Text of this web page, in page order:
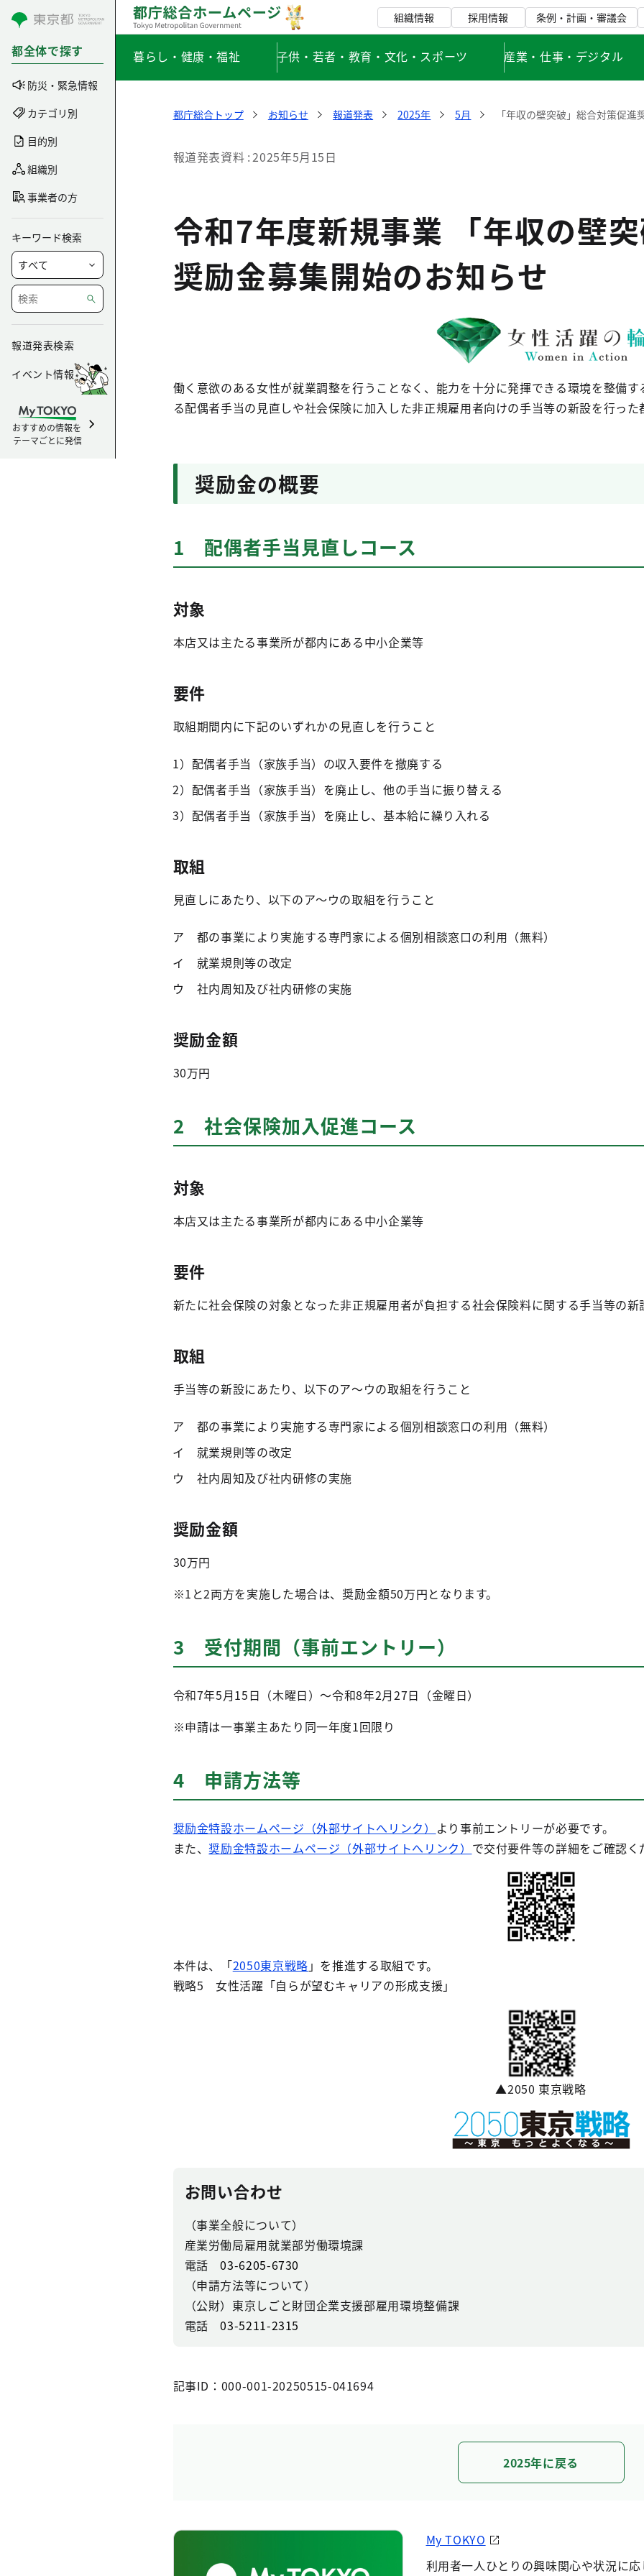
コンテンツにスキップ
都全体で探す
防災・緊急情報
カテゴリ別
目的別
組織別
事業者の方
キーワード検索
報道発表検索
イベント情報
おすすめの情報を
テーマごとに発信
組織情報 採用情報 条例・計画・審議会
暮らし・健康・福祉 子供・若者・教育・文化・スポーツ 産業・仕事・デジタル
都庁総合トップ お知らせ 報道発表 2025年 5月 「年収の壁突破」総合対策促進
報道発表資料 2025年5月15日
令和7年度新規事業 「年収の壁
奨励金募集開始のお知らせ
働く意欲のある女性が就業調整を行うことなく、能力を十分に発揮できる環境を整備
る配偶者手当の見直しや社会保険に加入した非正規雇用者向けの手当等の新設を行っ
奨励金の概要
1 配偶者手当見直しコース
対象
本店又は主たる事業所が都内にある中小企業等
要件
取組期間内に下記のいずれかの見直しを行うこと
1）配偶者手当（家族手当）の収入要件を撤廃する
2）配偶者手当（家族手当）を廃止し、他の手当に振り替える
3）配偶者手当（家族手当）を廃止し、基本給に繰り入れる
取組
見直しにあたり、以下のア～ウの取組を行うこと
ア 都の事業により実施する専門家による個別相談窓口の利用（無料）
イ 就業規則等の改定
ウ 社内周知及び社内研修の実施
奨励金額
30万円
2 社会保険加入促進コース
対象
本店又は主たる事業所が都内にある中小企業等
要件
新たに社会保険の対象となった非正規雇用者が負担する社会保険料に関する手当等の新
取組
手当等の新設にあたり、以下のア～ウの取組を行うこと
ア 都の事業により実施する専門家による個別相談窓口の利用（無料）
イ 就業規則等の改定
ウ 社内周知及び社内研修の実施
奨励金額
30万円
※1と2両方を実施した場合は、奨励金額50万円となります。
3 受付期間（事前エントリー）
令和7年5月15日（木曜日）～令和8年2月27日（金曜日）
※申請は一事業主あたり同一年度1回限り
4 申請方法等
奨励金特設ホームページ（外部サイトへリンク） より事前エントリーが必要です。
また、奨励金特設ホームページ（外部サイトへリンク） で交付要件等の詳細をご確認く
本件は、「2050東京戦略 」を推進する取組です。
戦略5 女性活躍「自らが望むキャリアの形成支援」
▲2050 東京戦略
お問い合わせ
（事業全般について）
産業労働局雇用就業部労働環境課
電話03-6205-6730
（申請方法等について）
（公財）東京しごと財団企業支援部雇用環境整備課
電話03-5211-2315
記事ID：000-001-20250515-041694
2025年に戻る
My TOKYO
利用者一人ひとりの興味関心や状況に